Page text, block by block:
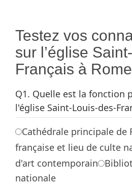
Testez vos
sur l’église
Français à Rome
Q1. Quelle est la fonction
l'église Saint-Louis-des-
Cathédrale principale de
française et lieu de culte
d'art contemporain
nationale